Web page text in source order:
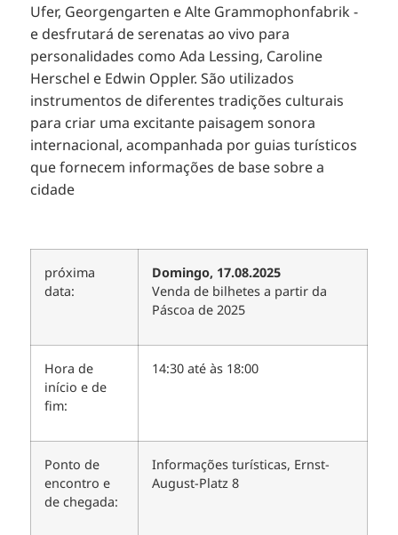
Ufer, Georgengarten e Alte Grammophonfabrik -
e desfrutará de serenatas ao vivo para
personalidades como Ada Lessing, Caroline
Herschel e Edwin Oppler. São utilizados
instrumentos de diferentes tradições culturais
para criar uma excitante paisagem sonora
internacional, acompanhada por guias turísticos
que fornecem informações de base sobre a
cidade
próxima
data:
Domingo, 17.08.2025
Venda de bilhetes a partir da
Páscoa de 2025
Hora de
início e de
fim:
14:30 até às 18:00
Ponto de
encontro e
de chegada:
Informações turísticas, Ernst-
August-Platz 8